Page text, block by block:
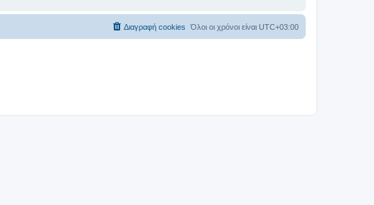
Όλοι οι χρόνοι είναι UTC+03:00
Διαγραφή cookies